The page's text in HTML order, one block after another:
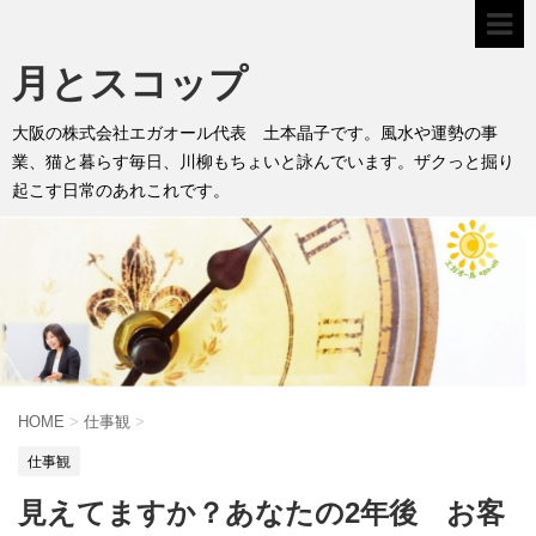
月とスコップ
大阪の株式会社エガオール代表 土本晶子です。風水や運勢の事
業、猫と暮らす毎日、川柳もちょいと詠んでいます。ザクっと掘り
起こす日常のあれこれです。
HOME > 仕事観 >
仕事観
見えてますか？あなたの2年後 お客